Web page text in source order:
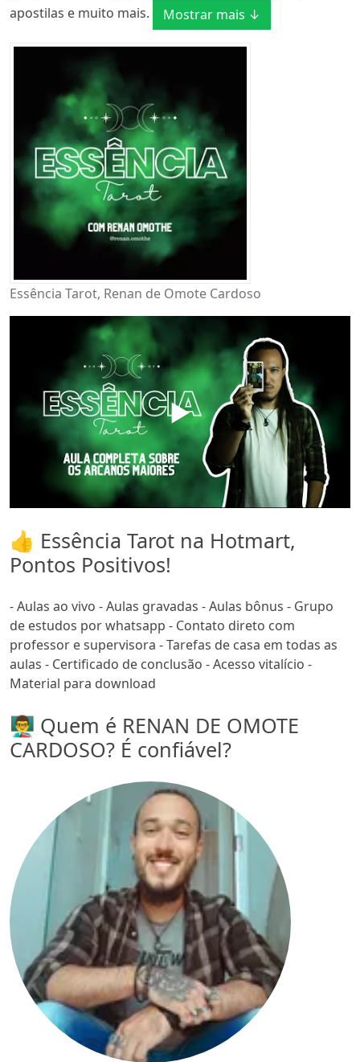
apostilas e muito mais.
Mostrar mais ↓
Essência Tarot, Renan de Omote Cardoso
▶️
👍 Essência Tarot na Hotmart,
Pontos Positivos!
- Aulas ao vivo - Aulas gravadas - Aulas bônus - Grupo
de estudos por whatsapp - Contato direto com
professor e supervisora - Tarefas de casa em todas as
aulas - Certificado de conclusão - Acesso vitalício -
Material para download
👨‍🏫 Quem é RENAN DE OMOTE
CARDOSO? É confiável?